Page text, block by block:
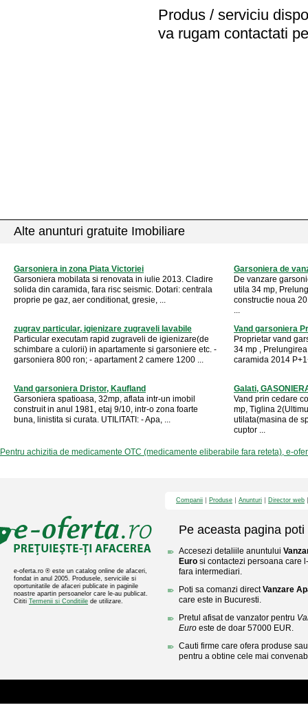
Produs / serviciu
va rugam contactati
Alte anunturi gratuite Imobiliare
Garsoniera in zona Piata Victoriei
Garsoniera mobilata si renovata in iulie 2013. Cladire
solida din caramida, fara risc seismic. Dotari: centrala
proprie pe gaz, aer conditionat, gresie, ...
Garsoniera de
De vanzare
utila 34 mp,
constructie noua
...
zugrav particular, igienizare zugraveli lavabile
Particular executam rapid zugraveli de igienizare(de
schimbare a culorii) in apartamente si garsoniere etc. -
garsoniera 800 ron; - apartament 2 camere 1200 ...
Vand garsoniera
Proprietar vand
34 mp ,
caramida 2014
Vand garsoniera Dristor, Kaufland
Garsoniera spatioasa, 32mp, aflata intr-un imobil
construit in anul 1981, etaj 9/10, intr-o zona foarte
buna, linistita si curata. UTILITATI: - Apa, ...
Galati,
Vand prin cedare
mp, Tiglina
utilata(masina de
cuptor ...
Pentru achizitia de medicamente OTC (medicamente eliberabile fara reteta), e-
e-oferta.ro ® este un catalog online de afaceri,
fondat in anul 2005. Produsele, serviciile si
oportunitatile de afaceri publicate in paginile
noastre apartin persoanelor care le-au publicat.
Cititi Termenii si Conditiile de utilizare.
Companii Produse Anunturi Director web
Pe aceasta pagina poti
Accesezi detaliile anuntului
Euro si contactezi persoana care
fara intermediari.
Poti sa comanzi directVanzare
care este in Bucuresti.
Pretul afisat de vanzator pentru
Euro este de doar 57000 EUR.
Cauti firme care ofera produse
pentru a obtine cele mai